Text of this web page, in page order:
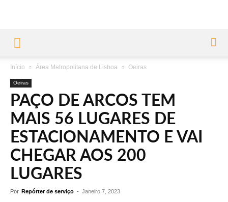
Início Área Metropolitana de Lisboa Oeiras
Oeiras
PAÇO DE ARCOS TEM
MAIS 56 LUGARES DE
ESTACIONAMENTO E VAI
CHEGAR AOS 200
LUGARES
Por Repórter de serviço - Janeiro 7, 2023